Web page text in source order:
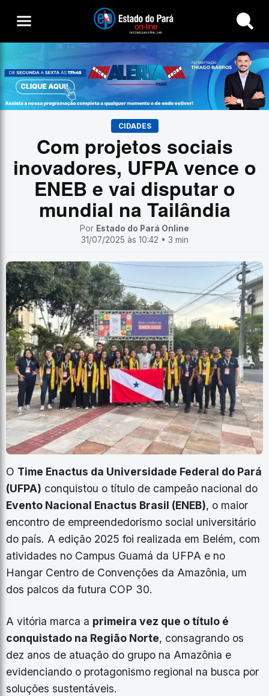
Buscar
CIDADES
Com projetos sociais
inovadores, UFPA vence o
ENEB e vai disputar o
mundial na Tailândia
Por Estado do Pará Online
31/07/2025 às 10:42 • 3 min
O Time Enactus da Universidade Federal do Pará
(UFPA) conquistou o título de campeão nacional do
Evento Nacional Enactus Brasil (ENEB), o maior
encontro de empreendedorismo social universitário
do país. A edição 2025 foi realizada em Belém, com
atividades no Campus Guamá da UFPA e no
Hangar Centro de Convenções da Amazônia, um
dos palcos da futura COP 30.
A vitória marca a primeira vez que o título é
conquistado na Região Norte, consagrando os
dez anos de atuação do grupo na Amazônia e
evidenciando o protagonismo regional na busca por
soluções sustentáveis.